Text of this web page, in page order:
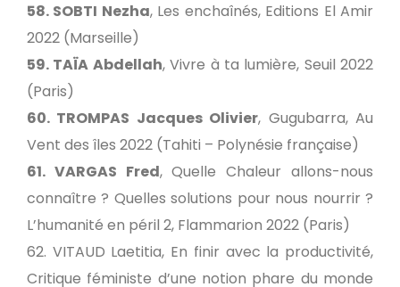
58. SOBTI Nezha, Les enchaînés, Editions El Amir
2022 (Marseille)
59. TAÏA Abdellah, Vivre à ta lumière, Seuil 2022
(Paris)
60. TROMPAS Jacques Olivier, Gugubarra, Au
Vent des îles 2022 (Tahiti – Polynésie française)
61. VARGAS Fred, Quelle Chaleur allons-nous
connaître ? Quelles solutions pour nous nourrir ?
L’humanité en péril 2, Flammarion 2022 (Paris)
62. VITAUD Laetitia, En finir avec la productivité,
Critique féministe d’une notion phare du monde